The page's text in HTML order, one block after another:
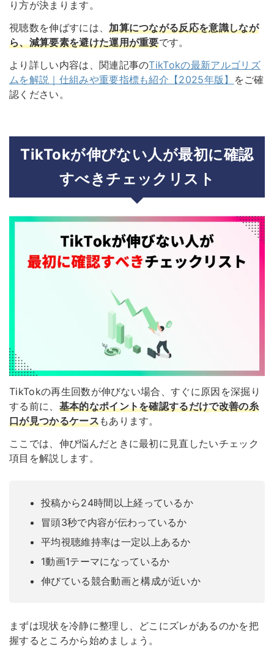
り方が決まります。
視聴数を伸ばすには、加算につながる反応を意識しなが
ら、減算要素を避けた運用が重要です。
より詳しい内容は、関連記事のTikTokの最新アルゴリズ
ムを解説｜仕組みや重要指標も紹介【2025年版】
をご確
認ください。
TikTokが伸びない人が最初に確認
すべきチェックリスト
TikTokの再生回数が伸びない場合、すぐに原因を深掘り
する前に、 基本的なポイントを確認するだけで改善の糸
口が見つかるケースもあります。
ここでは、伸び悩んだときに最初に見直したいチェック
項目を解説します。
投稿から24時間以上経っているか
冒頭3秒で内容が伝わっているか
平均視聴維持率は一定以上あるか
1動画1テーマになっているか
伸びている競合動画と構成が近いか
まずは現状を冷静に整理し、どこにズレがあるのかを把
握するところから始めましょう。